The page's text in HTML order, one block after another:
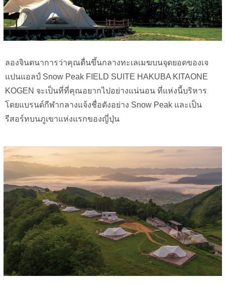
ลองจินตนาการว่าคุณตื่นขึ้นกลางทะเลเมฆบนจุดยอดของเจ
แปนแอลป์ Snow Peak FIELD SUITE HAKUBA KITAONE
KOGEN จะเป็นที่ที่คุณอยากไปอย่างแน่นอน ที่แห่งนี้บริหาร
โดยแบรนด์กีฬากลางแจ้งชื่อดังอย่าง Snow Peak และเป็น
รีสอร์ทบนภูเขาแห่งแรกของญี่ปุ่น